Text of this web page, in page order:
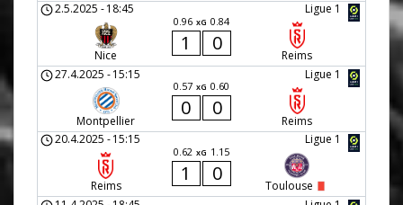
Ligue 1
2.5.2025 -18:45
Nice
0.96 xG 0.84
1 0
Reims
Ligue 1
27.4.2025 -15:15
Montpellier
0.57 xG 0.60
0 0
Reims
Ligue 1
20.4.2025 -15:15
Reims
0.62 xG 1.15
1 0
Toulouse